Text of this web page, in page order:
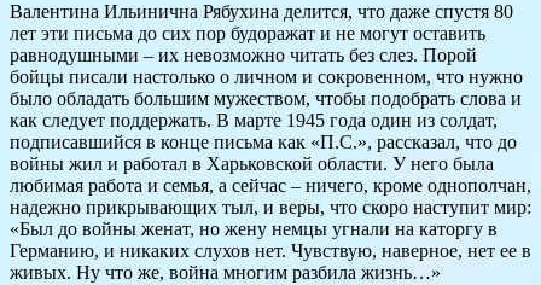
Валентина Ильинична Рябухина делится, что даже спустя 80
лет эти письма до сих пор будоражат и не могут оставить
равнодушными – их невозможно читать без слез. Порой
бойцы писали настолько о личном и сокровенном, что нужно
было обладать большим мужеством, чтобы подобрать слова и
как следует поддержать. В марте 1945 года один из солдат,
подписавшийся в конце письма как «П.С.», рассказал, что до
войны жил и работал в Харьковской области. У него была
любимая работа и семья, а сейчас – ничего, кроме однополчан,
надежно прикрывающих тыл, и веры, что скоро наступит мир:
«Был до войны женат, но жену немцы угнали на каторгу в
Германию, и никаких слухов нет. Чувствую, наверное, нет ее в
живых. Ну что же, война многим разбила жизнь…»